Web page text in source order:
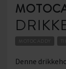
MOTOCADDY
Denne